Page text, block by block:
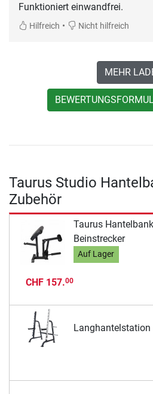
Funktioniert einwandfrei.
Hilfreich • Nicht hilfreich
MEHR
Taurus Studio
Zubehör
Taurus
Beinstrecker
Auf Lager
CHF 157.00
Langhantelstation